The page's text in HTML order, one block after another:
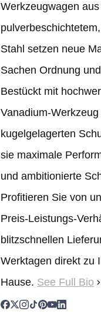
Werkzeugwagen aus
Stahl setzen neue
Sachen Ordnung
Bestückt mit
Vanadium-Werkzeug
kugelgelagerten
sie maximale
und ambitionierte
Profitieren Sie von
Preis-Leistungs-
blitzschnellen
Werktagen direkt zu
Hause. See Full Bio